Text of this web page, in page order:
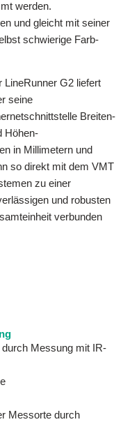
werden.
und gleicht mit seiner
schwierige Farb-
LineRunner G2 liefert
seine
Breiten-
Höhen-
in Millimetern und
so direkt mit dem VMT
zu einer
und robusten
verbunden
Messung mit IR-
Messorte durch